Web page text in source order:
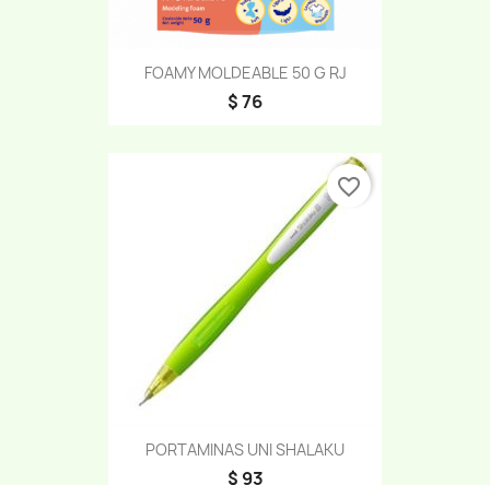
FOAMY MOLDEABLE 50 G RJ
$ 76
PORTAMINAS UNI SHALAKU
$ 93
favorite_border